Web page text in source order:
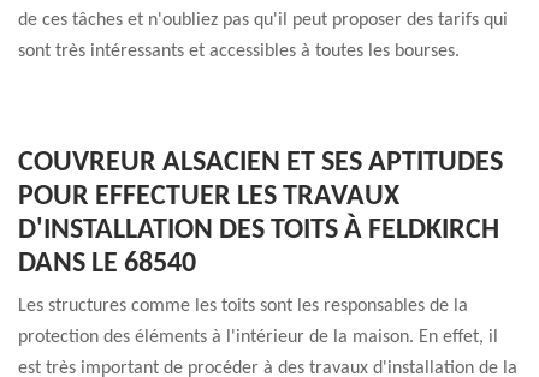
de ces tâches et n'oubliez pas qu'il peut proposer des tarifs qui
sont très intéressants et accessibles à toutes les bourses.
COUVREUR ALSACIEN ET SES APTITUDES
POUR EFFECTUER LES TRAVAUX
D'INSTALLATION DES TOITS À FELDKIRCH
DANS LE 68540
Les structures comme les toits sont les responsables de la
protection des éléments à l'intérieur de la maison. En effet, il
est très important de procéder à des travaux d'installation de la